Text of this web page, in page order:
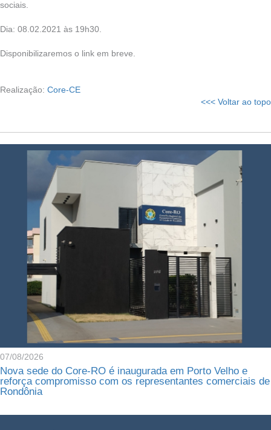
sociais.
Dia: 08.02.2021 às 19h30.
Disponibilizaremos o link em breve.
Realização: Core-CE
<<< Voltar ao topo
07/08/2026
Nova sede do Core-RO é inaugurada em Porto Velho e
reforça compromisso com os representantes comerciais de
Rondônia